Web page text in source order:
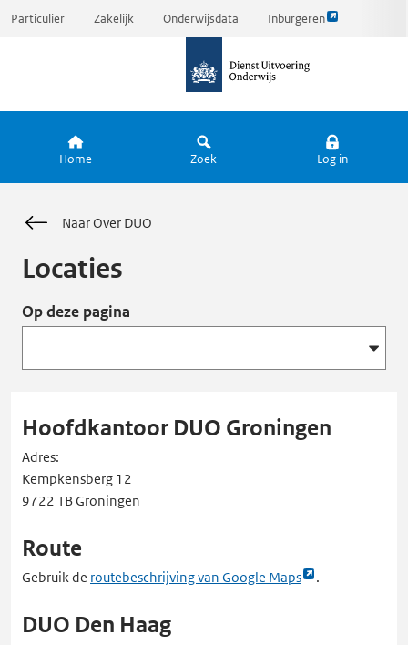
Ga
Particulier Zakelijk Onderwijsdata Inburgeren
Link
pagina
de
Home Zoek Log in
Naar Over DUO
Locaties
Op deze pagina
Hoofdkantoor DUO Groningen
Adres:
Kempkensberg 12
9722 TB Groningen
Route
Gebruik de routebeschrijving van Google Maps
Link
externe
.
DUO Den Haag